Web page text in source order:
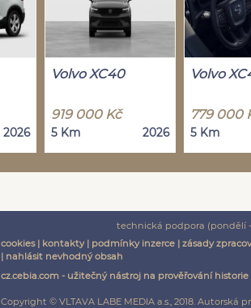
2026
Volvo XC40
919 000 Kč
5 Km 2026
Volvo
779 000
5 Km
technická podpora (pondělí -
cookies| kontakty| podmínky inzerce| zásady
| nahlásit nevhodný obsah
cz.cebia.com - užitečný nástroj na prověřování
Copyright © VLTAVA LABE MEDIA a.s., 2018. Autorská